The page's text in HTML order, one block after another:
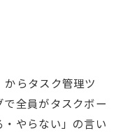
らタスク管理ツ
全員がタスクボー
やらない」の言い